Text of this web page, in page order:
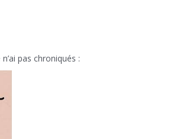
pas chroniqués :